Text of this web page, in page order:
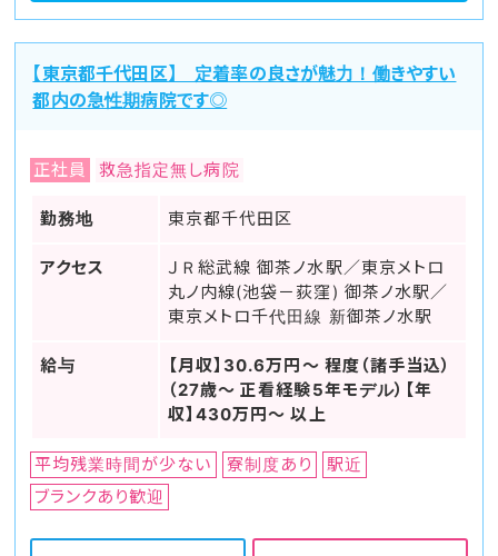
【東京都千代田区】 定着率の良さが魅力！働きやすい
都内の急性期病院です◎
正社員 救急指定無し病院
勤務地 東京都千代田区
アクセス
ＪＲ総武線 御茶ノ水駅／東京メトロ
丸ノ内線(池袋－荻窪) 御茶ノ水駅／
東京メトロ千代田線 新御茶ノ水駅
給与
【月収】30.6万円～ 程度（諸手当込）
（27歳～ 正看経験5年モデル）【年
収】430万円～ 以上
平均残業時間が少ない 寮制度あり
駅近
ブランクあり歓迎